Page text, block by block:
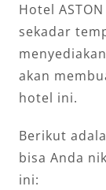
Hotel
sekadar
akan
hotel ini.
Berikut
bisa Anda
ini: